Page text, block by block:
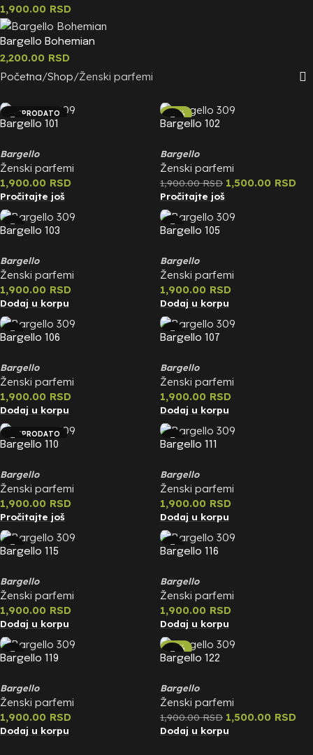
1,900.00 RSD
Bargello Bohemian
2,200.00 RSD
Početna Shop Ženski parfemi
RASPRODATO
Bargello 101
Bargello
Ženski parfemi
1,900.00 RSD
Pročitajte još
-21%
RASPRODATO
Bargello 102
Bargello
Ženski parfemi
1,900.00RSD 1,500.00 RSD
Pročitajte još
Bargello 103
Bargello
Ženski parfemi
1,900.00 RSD
Dodaj u korpu
Bargello 105
Bargello
Ženski parfemi
1,900.00 RSD
Dodaj u korpu
Bargello 106
Bargello
Ženski parfemi
1,900.00 RSD
Dodaj u korpu
Bargello 107
Bargello
Ženski parfemi
1,900.00 RSD
Dodaj u korpu
RASPRODATO
Bargello 110
Bargello
Ženski parfemi
1,900.00 RSD
Pročitajte još
Bargello 111
Bargello
Ženski parfemi
1,900.00 RSD
Dodaj u korpu
Bargello 115
Bargello
Ženski parfemi
1,900.00 RSD
Dodaj u korpu
Bargello 116
Bargello
Ženski parfemi
1,900.00 RSD
Dodaj u korpu
Bargello 119
Bargello
Ženski parfemi
1,900.00 RSD
Dodaj u korpu
-21%
Bargello 122
Bargello
Ženski parfemi
1,900.00RSD 1,500.00 RSD
Dodaj u korpu